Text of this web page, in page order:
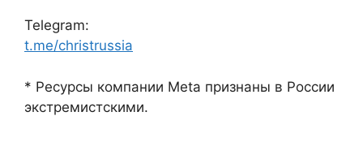
Telegram:
t.me/christrussia
* Ресурсы компании Meta признаны в России
экстремистскими.